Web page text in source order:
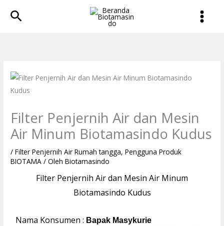
Cari
Filter Penjernih Air dan Mesin
Air Minum Biotamasindo Kudus
/Filter Penjernih Air Rumah tangga,Pengguna Produk
BIOTAMA / OlehBiotamasindo
Filter Penjernih Air dan Mesin Air Minum
Biotamasindo Kudus
Nama Konsumen : Bapak Masykurie